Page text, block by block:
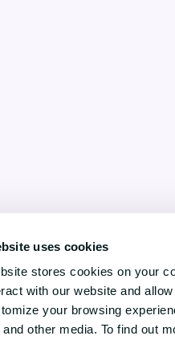
uses cookies
stores cookies on your
with our website and
your browsing
other media. To find out